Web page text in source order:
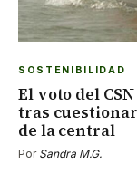
SOSTENIBILIDAD
El voto del
tras
de la central
Por Sandra M.G.